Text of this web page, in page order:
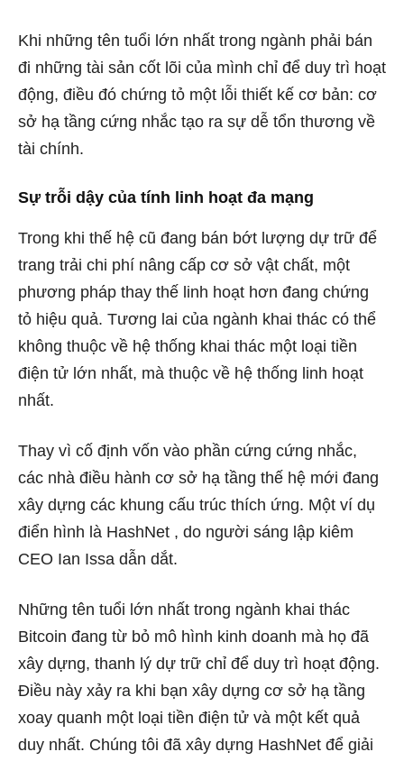
Khi những tên tuổi lớn nhất trong ngành phải bán
đi những tài sản cốt lõi của mình chỉ để duy trì hoạt
động, điều đó chứng tỏ một lỗi thiết kế cơ bản: cơ
sở hạ tầng cứng nhắc tạo ra sự dễ tổn thương về
tài chính.
Sự trỗi dậy của tính linh hoạt đa mạng
Trong khi thế hệ cũ đang bán bớt lượng dự trữ để
trang trải chi phí nâng cấp cơ sở vật chất, một
phương pháp thay thế linh hoạt hơn đang chứng
tỏ hiệu quả. Tương lai của ngành khai thác có thể
không thuộc về hệ thống khai thác một loại tiền
điện tử lớn nhất, mà thuộc về hệ thống linh hoạt
nhất.
Thay vì cố định vốn vào phần cứng cứng nhắc,
các nhà điều hành cơ sở hạ tầng thế hệ mới đang
xây dựng các khung cấu trúc thích ứng. Một ví dụ
điển hình là HashNet , do người sáng lập kiêm
CEO Ian Issa dẫn dắt.
Những tên tuổi lớn nhất trong ngành khai thác
Bitcoin đang từ bỏ mô hình kinh doanh mà họ đã
xây dựng, thanh lý dự trữ chỉ để duy trì hoạt động.
Điều này xảy ra khi bạn xây dựng cơ sở hạ tầng
xoay quanh một loại tiền điện tử và một kết quả
duy nhất. Chúng tôi đã xây dựng HashNet để giải